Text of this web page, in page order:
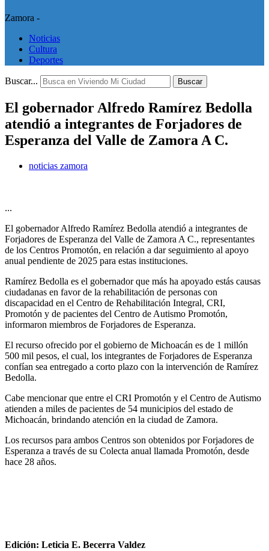
Zamora -
Noticias
Cultura
Deportes
Buscar... Buscar
El gobernador Alfredo Ramírez Bedolla
atendió a integrantes de Forjadores de
Esperanza del Valle de Zamora A C.
noticias zamora
...
El gobernador Alfredo Ramírez Bedolla atendió a integrantes de
Forjadores de Esperanza del Valle de Zamora A C., representantes
de los Centros Promotón, en relación a dar seguimiento al apoyo
anual pendiente de 2025 para estas instituciones.
Ramírez Bedolla es el gobernador que más ha apoyado estás causas
ciudadanas en favor de la rehabilitación de personas con
discapacidad en el Centro de Rehabilitación Integral, CRI,
Promotón y de pacientes del Centro de Autismo Promotón,
informaron miembros de Forjadores de Esperanza.
El recurso ofrecido por el gobierno de Michoacán es de 1 millón
500 mil pesos, el cual, los integrantes de Forjadores de Esperanza
confían sea entregado a corto plazo con la intervención de Ramírez
Bedolla.
Cabe mencionar que entre el CRI Promotón y el Centro de Autismo
atienden a miles de pacientes de 54 municipios del estado de
Michoacán, brindando atención en la ciudad de Zamora.
Los recursos para ambos Centros son obtenidos por Forjadores de
Esperanza a través de su Colecta anual llamada Promotón, desde
hace 28 años.
Edición: Leticia E. Becerra Valdez